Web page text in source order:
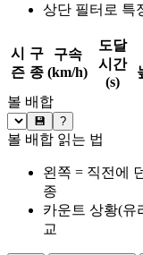
상단 필터로 특
시
즌
구
종
구속
(km/h)
도달
시간
(s)
볼 배합
💾 ?
볼 배합 읽는 법
왼쪽 = 직전에
종
카운트 상황(유
교